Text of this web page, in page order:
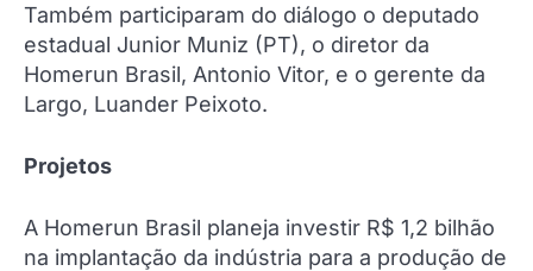
Também participaram do diálogo o deputado
estadual Junior Muniz (PT), o diretor da
Homerun Brasil, Antonio Vitor, e o gerente da
Largo, Luander Peixoto.
Projetos
A Homerun Brasil planeja investir R$ 1,2 bilhão
na implantação da indústria para a produção de